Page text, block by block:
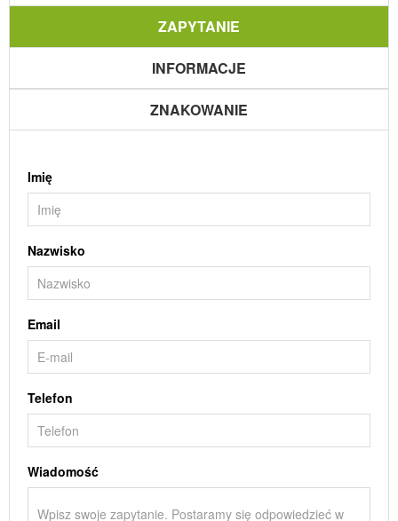
ZAPYTANIE
INFORMACJE
ZNAKOWANIE
Imię
Nazwisko
Email
Telefon
Wiadomość